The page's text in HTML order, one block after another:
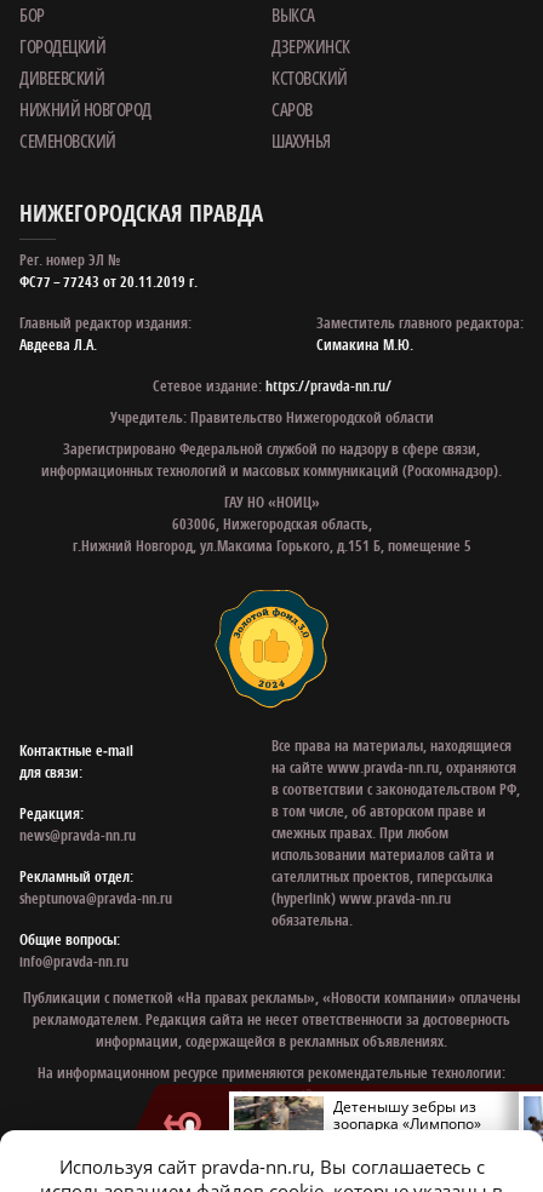
БОР
ВЫКСА
ГОРОДЕЦКИЙ
ДЗЕРЖИНСК
ДИВЕЕВСКИЙ
КСТОВСКИЙ
НИЖНИЙ НОВГОРОД
САРОВ
СЕМЕНОВСКИЙ
ШАХУНЬЯ
НИЖЕГОРОДСКАЯ ПРАВДА
Рег. номер ЭЛ №
ФС77 – 77243 от 20.11.2019 г.
Главный редактор издания:
Авдеева Л.А.
Заместитель главного редактора:
Симакина М.Ю.
Сетевое издание:https://pravda-nn.ru/
Учредитель: Правительство Нижегородской области
Зарегистрировано Федеральной службой по надзору в сфере связи,
информационных технологий и массовых коммуникаций (Роскомнадзор).
ГАУ НО «НОИЦ»
603006, Нижегородская область,
г.Нижний Новгород, ул.Максима Горького, д.151 Б, помещение 5
Контактные e‑mail
для связи:
Редакция:
news@pravda-nn.ru
Рекламный отдел:
sheptunova@pravda-nn.ru
Общие вопросы:
info@pravda-nn.ru
Все права на материалы, находящиеся
на сайте www.pravda-nn.ru, охраняются
в соответствии с законодательством РФ,
в том числе, об авторском праве и
смежных правах. При любом
использовании материалов сайта и
сателлитных проектов, гиперссылка
(hyperlink) www.pravda-nn.ru
обязательна.
Публикации с пометкой «На правах рекламы», «Новости компании» оплачены
рекламодателем. Редакция сайта не несет ответственности за достоверность
информации, содержащейся в рекламных объявлениях.
На информационном ресурсе применяются рекомендательные технологии:
mirtesen,smi2.
© 1997 - 2026 Газета «Нижегородская правда»
Нижегородцам показали
обновленную стеллу в
Детенышу зебры из
зоопарка «Лимпопо»
Используя сайт pravda-nn.ru, Вы соглашаетесь с